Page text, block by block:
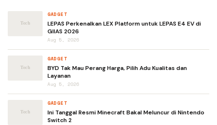
GADGET
LEPAS Perkenalkan LEX Platform untuk LEPAS E4 EV di
GIIAS 2026
Aug 5, 2026
GADGET
BYD Tak Mau Perang Harga, Pilih Adu Kualitas dan
Layanan
Aug 5, 2026
GADGET
Ini Tanggal Resmi Minecraft Bakal Meluncur di Nintendo
Switch 2